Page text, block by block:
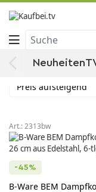
Suche
Neuheiten
Startseite
Preis aufsteigend
Art.:2313bw
-45%
B-Ware BEM